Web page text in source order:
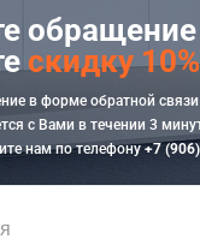
скидку 10%
в форме обратной
с Вами в течении 3
нам по телефону+7